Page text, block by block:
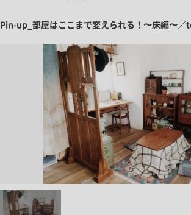
Pin-up_部屋はここまで変えられる！〜床編〜